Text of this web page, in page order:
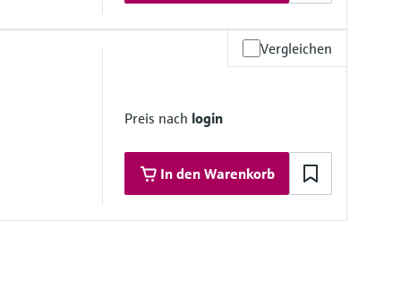
ähnlich zu Alloy 718, 2.4668
F316L
Vergleichen
Preis nach login
In den Warenkorb